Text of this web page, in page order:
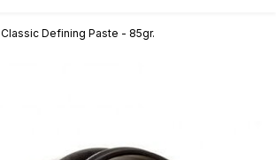
Classic Defining Paste - 85gr.